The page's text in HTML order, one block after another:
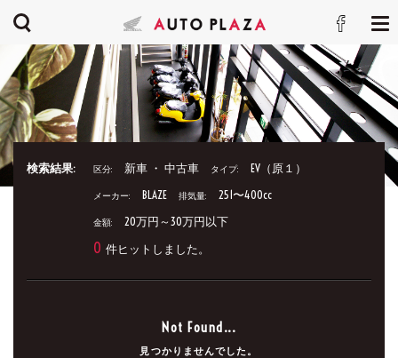
検索結果: 区分: 新車 ・ 中古車 タイプ: EV（原１）
メーカー: BLAZE 排気量: 251〜400cc
金額: 20万円～30万円以下
0 件ヒットしました。
Not Found...
見つかりませんでした。